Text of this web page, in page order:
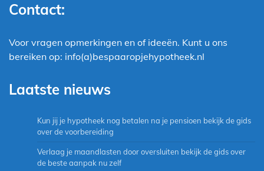
Contact:
Voor vragen opmerkingen en of ideeën. Kunt u ons
bereiken op: info(a)bespaaropjehypotheek.nl
Laatste nieuws
Kun jij je hypotheek nog betalen na je pensioen bekijk de gids
over de voorbereiding
Verlaag je maandlasten door oversluiten bekijk de gids over
de beste aanpak nu zelf